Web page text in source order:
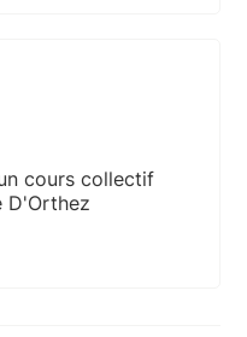
cours collectif
D'Orthez